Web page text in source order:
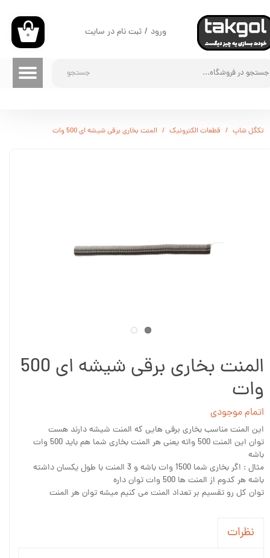
جستجو
۰ ورود / ثبت نام در سایت
حساب کاربری من
تغییر گذر واژه
سفارشات
تکگل شاپ قطعات الکترونیک المنت بخاری برقی شیشه ای 500 وات
المنت بخاری برقی شیشه ای 500
وات
اتمام موجودی
این المنت مناسب بخاری برقی هایی که المنت شیشه دارند هست
توان این المنت 500 واته یعنی هر المنت بخاری شما هم باید 500 وات
باشه
مثال : اگر بخاری شما 1500 وات باشه و 3 المنت با طول یکسان داشته
باشه هر کدوم از المنت ها 500 وات توان داره
توان کل رو تقسیم بر تعداد المنت می کنیم میشه توان هر المنت
نظرات